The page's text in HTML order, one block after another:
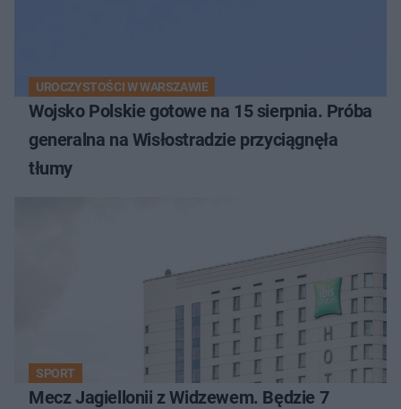
UROCZYSTOŚCI W WARSZAWIE
Wojsko Polskie gotowe na 15 sierpnia. Próba
generalna na Wisłostradzie przyciągnęła
tłumy
SPORT
Mecz Jagiellonii z Widzewem. Będzie 7